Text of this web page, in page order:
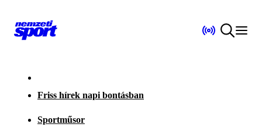
Friss hírek napi bontásban
Sportműsor